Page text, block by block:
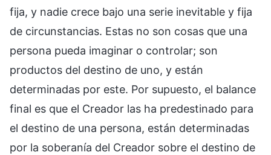
fija, y nadie crece bajo una serie inevitable y fija
de circunstancias. Estas no son cosas que una
persona pueda imaginar o controlar; son
productos del destino de uno, y están
determinadas por este. Por supuesto, el balance
final es que el Creador las ha predestinado para
el destino de una persona, están determinadas
por la soberanía del Creador sobre el destino de